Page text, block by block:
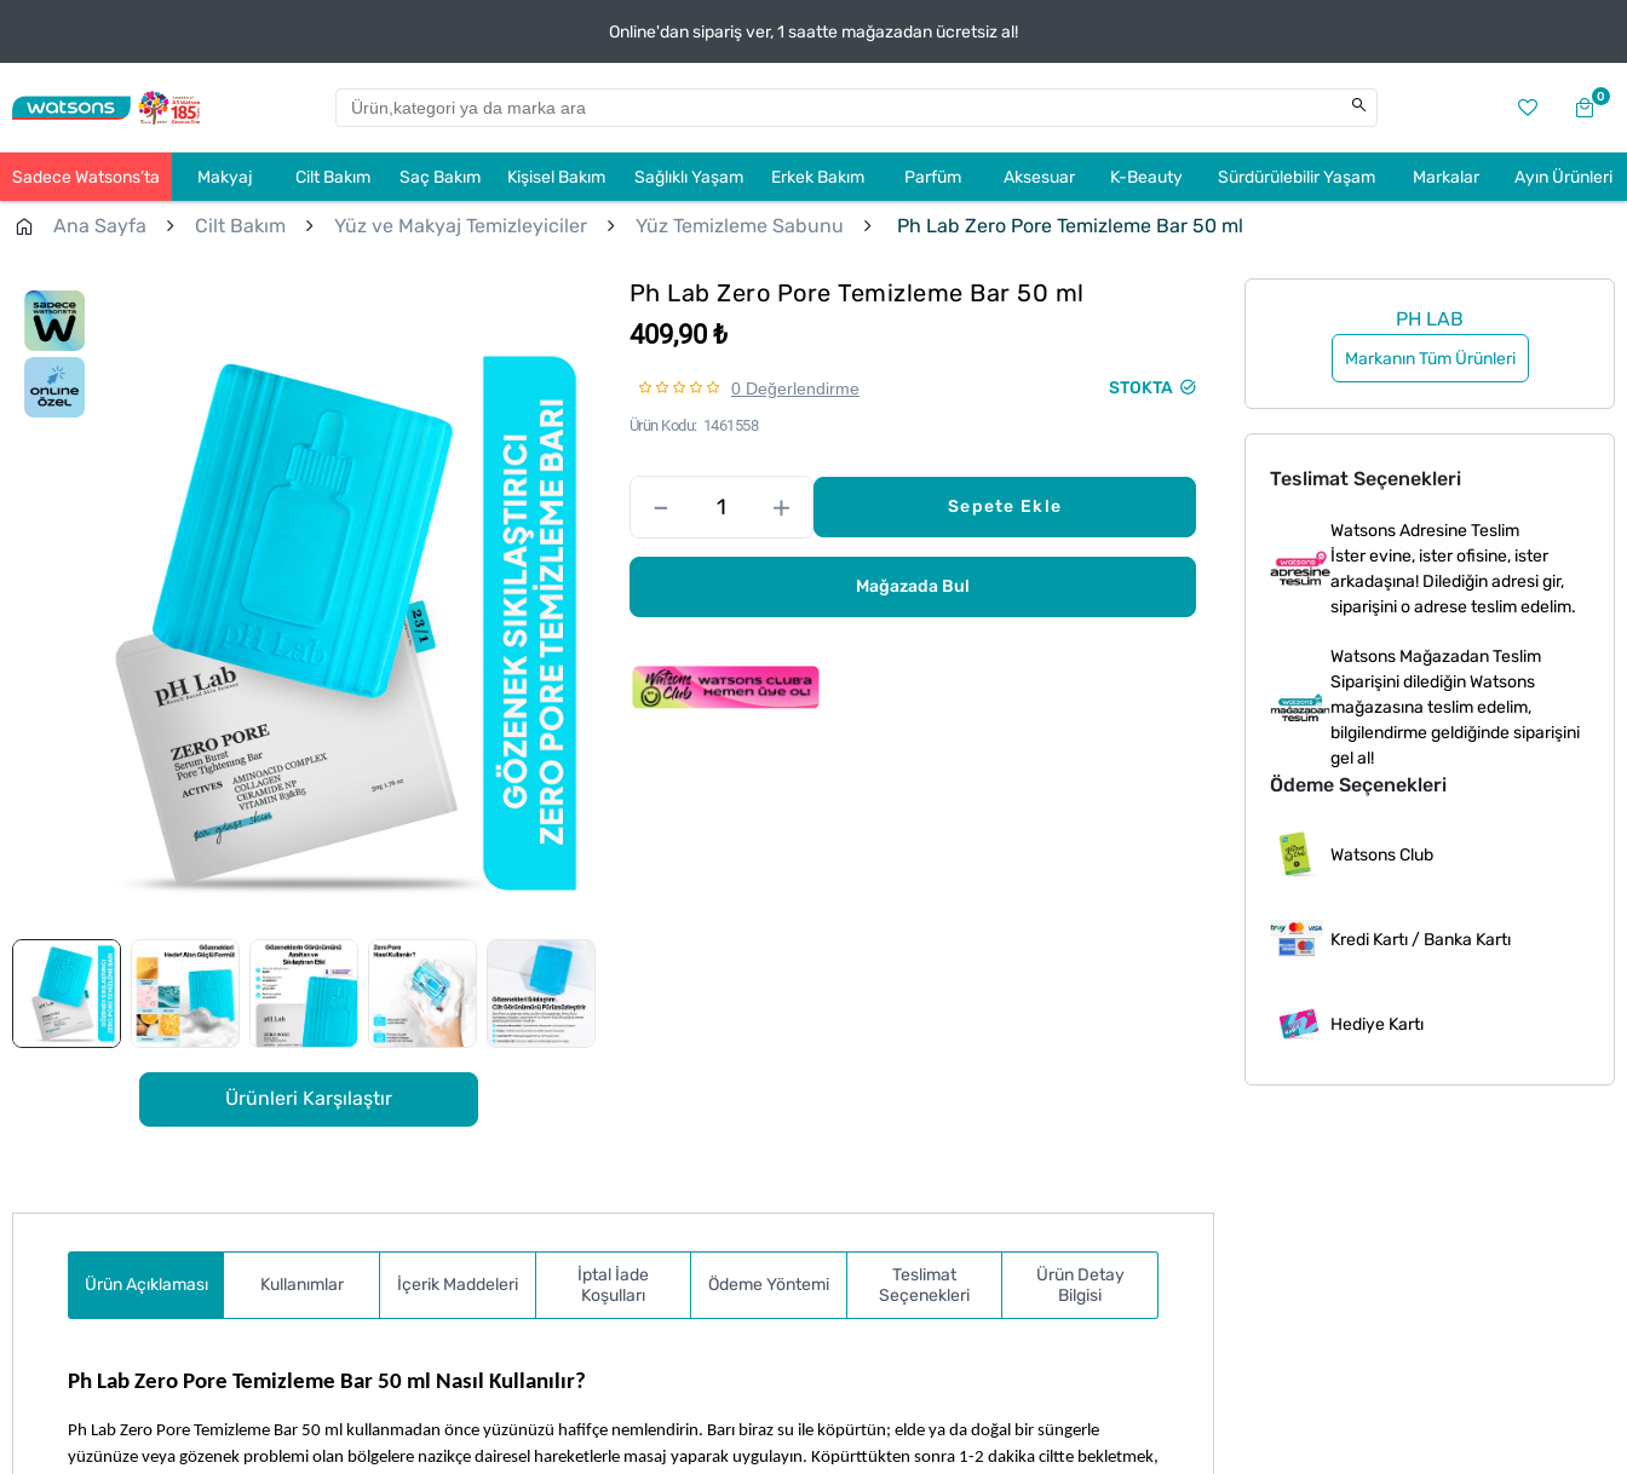
Online'dan sipariş ver, 1 saatte mağazadan ücretsiz al!
0
Sadece Watsons’ta Makyaj Cilt Bakım Saç Bakım Kişisel Bakım Sağlıklı Yaşam Erkek Bakım Parfüm Aksesuar K-Beauty Sürdürülebilir Yaşam Markalar Ayın Ürünleri
Ana Sayfa Cilt Bakım Yüz ve Makyaj Temizleyiciler Yüz Temizleme Sabunu Ph Lab Zero Pore Temizleme Bar 50 ml
Ürünleri Karşılaştır
Ph Lab Zero Pore Temizleme Bar 50 ml
409,90 ₺
0 Değerlendirme STOKTA
Ürün Kodu 1461558
– + Sepete Ekle
Mağazada Bul
PH LAB
Markanın Tüm Ürünleri
Teslimat Seçenekleri
Watsons Adresine Teslim
İster evine, ister ofisine, ister
arkadaşına! Dilediğin adresi gir,
siparişini o adrese teslim edelim.
Watsons Mağazadan Teslim
Siparişini dilediğin Watsons
mağazasına teslim edelim,
bilgilendirme geldiğinde siparişini
gel al!
Ödeme Seçenekleri
Watsons Club
Kredi Kartı / Banka Kartı
Hediye Kartı
Ürün Açıklaması Kullanımlar İçerik Maddeleri
İptal İade
Koşulları
Ödeme Yöntemi
Teslimat
Seçenekleri
Ürün Detay
Bilgisi
Ph Lab Zero Pore Temizleme Bar 50 ml Nasıl Kullanılır?
Ph Lab Zero Pore Temizleme Bar 50 ml kullanmadan önce yüzünüzü hafifçe nemlendirin. Barı biraz su ile köpürtün; elde ya da doğal bir süngerle
yüzünüze veya gözenek problemi olan bölgelere nazikçe dairesel hareketlerle masaj yaparak uygulayın. Köpürttükten sonra 1-2 dakika ciltte bekletmek,